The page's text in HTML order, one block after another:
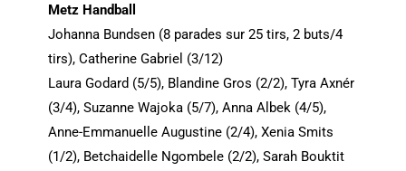
Metz Handball
Johanna Bundsen (8 parades sur 25 tirs, 2 buts/4
tirs), Catherine Gabriel (3/12)
Laura Godard (5/5), Blandine Gros (2/2), Tyra Axnér
(3/4), Suzanne Wajoka (5/7), Anna Albek (4/5),
Anne-Emmanuelle Augustine (2/4), Xenia Smits
(1/2), Betchaidelle Ngombele (2/2), Sarah Bouktit